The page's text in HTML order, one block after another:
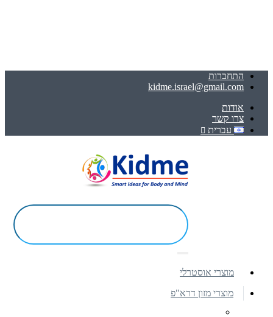
התחברות
kidme.israel@gmail.com
אודות
צרו קשר
עברית
מוצרי אוסטרלי
מוצרי מזון דרא"פ